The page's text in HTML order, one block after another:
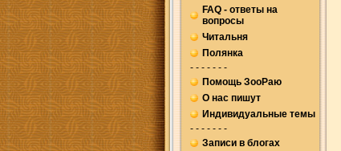
FAQ - ответы на
вопросы
Читальня
Полянка
- - - - - - -
Помощь ЗооРаю
О нас пишут
Индивидуальные темы
- - - - - - -
Записи в блогах